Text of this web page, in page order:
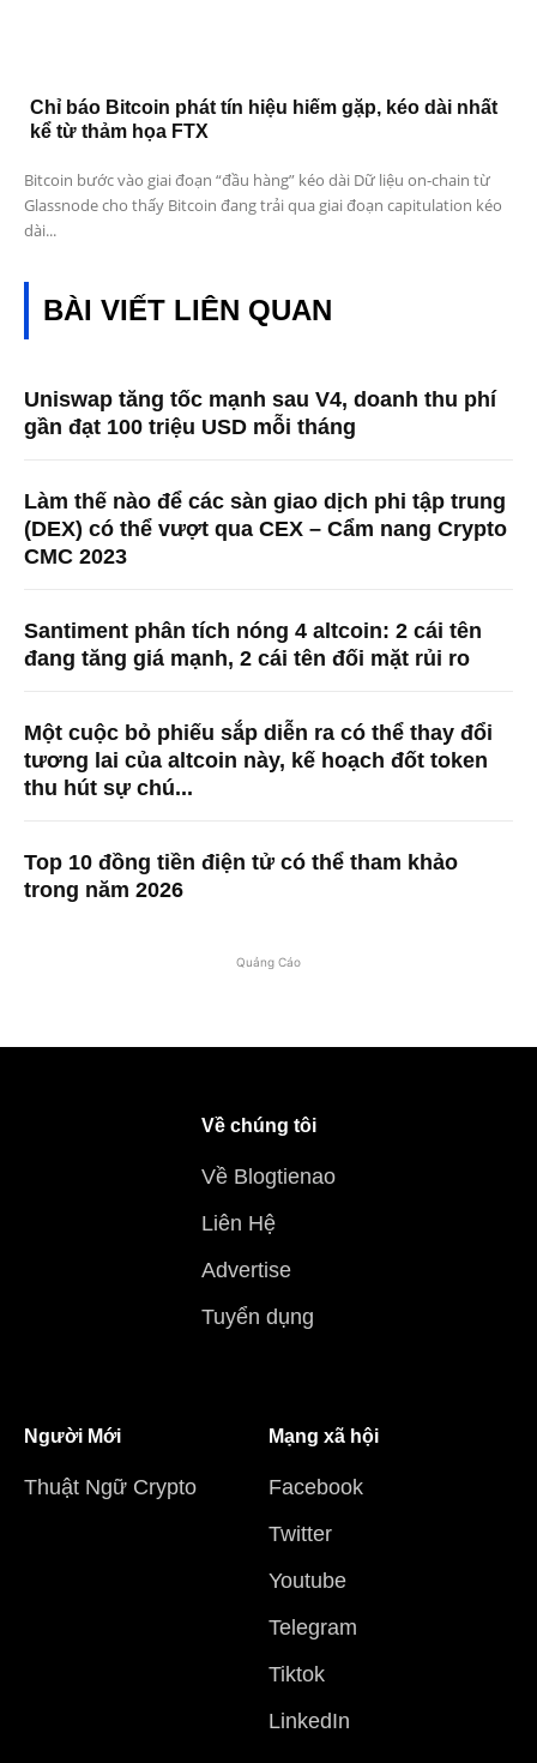
Chỉ báo Bitcoin phát tín hiệu hiếm gặp, kéo dài nhất
kể từ thảm họa FTX
Bitcoin bước vào giai đoạn “đầu hàng” kéo dài Dữ liệu on-chain từ
Glassnode cho thấy Bitcoin đang trải qua giai đoạn capitulation kéo
dài...
BÀI VIẾT LIÊN QUAN
Uniswap tăng tốc mạnh sau V4, doanh thu phí
gần đạt 100 triệu USD mỗi tháng
Làm thế nào để các sàn giao dịch phi tập trung
(DEX) có thể vượt qua CEX – Cẩm nang Crypto
CMC 2023
Santiment phân tích nóng 4 altcoin: 2 cái tên
đang tăng giá mạnh, 2 cái tên đối mặt rủi ro
Một cuộc bỏ phiếu sắp diễn ra có thể thay đổi
tương lai của altcoin này, kế hoạch đốt token
thu hút sự chú...
Top 10 đồng tiền điện tử có thể tham khảo
trong năm 2026
Quảng Cáo
Về chúng tôi
Về Blogtienao
Liên Hệ
Advertise
Tuyển dụng
Người Mới
Thuật Ngữ Crypto
Mạng xã hội
Facebook
Twitter
Youtube
Telegram
Tiktok
LinkedIn